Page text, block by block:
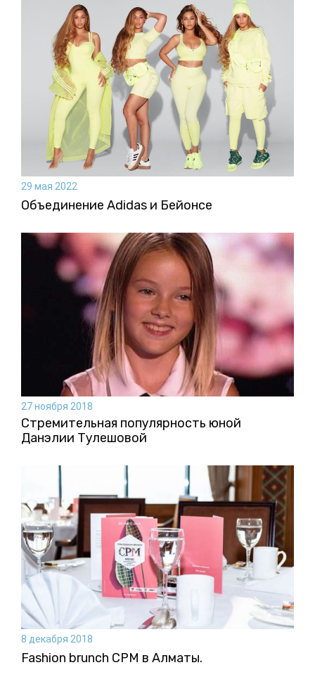
29 мая 2022
Объединение Adidas и Бейонсе
27 ноября 2018
Стремительная популярность юной
Данэлии Тулешовой
8 декабря 2018
Fashion brunch CPM в Алматы.